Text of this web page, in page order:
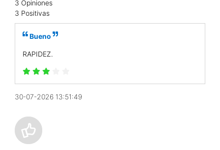
3 Opiniones
3 Positivas
Bueno
RAPIDEZ.
30-07-2026 13:51:49